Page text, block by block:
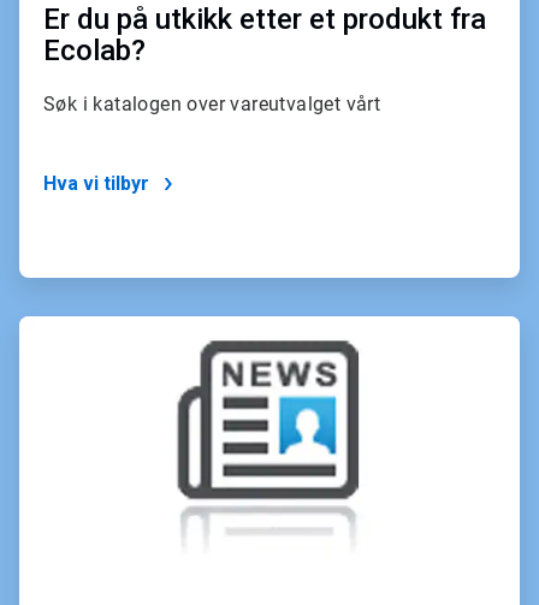
Er du på utkikk etter et produkt fra
Ecolab?
Søk i katalogen over vareutvalget vårt
Hva vi tilbyr
ArticleTile